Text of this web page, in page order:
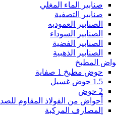
صنابير الماء المغلي
صنابير التصفية
الصنابير العموديه
الصنابير السوداء
الصنابير الفضية
الصنابير الذهبية
المطبخ
حوض مطبخ 1 صفاية
1.5 حوض غسيل
2 حوض
أحواض من الفولاذ المقاوم للصدأ
المصارف المركبة